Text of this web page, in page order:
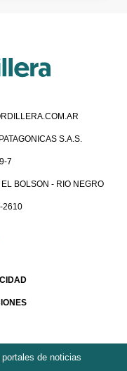
S.A.S.
7
BOLSON - RIO NEGRO
2610
de noticias